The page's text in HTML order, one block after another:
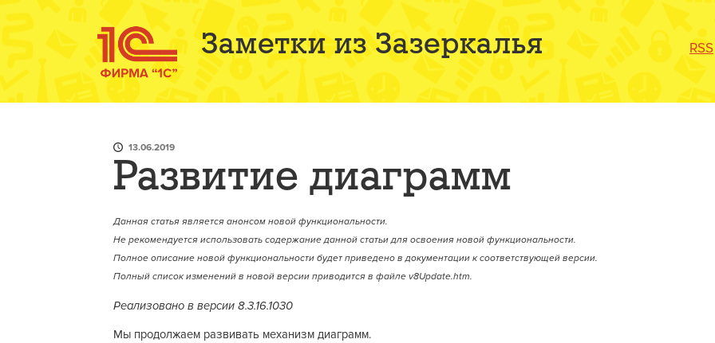
Заметки из Зазеркалья RSS
13.06.2019
Развитие диаграмм
Данная статья является анонсом новой функциональности.
Не рекомендуется использовать содержание данной статьи для освоения новой функциональности.
Полное описание новой функциональности будет приведено в документации к соответствующей версии.
Полный список изменений в новой версии приводится в файле v8Update.htm.
Реализовано в версии 8.3.16.1030
Мы продолжаем развивать механизм диаграмм.